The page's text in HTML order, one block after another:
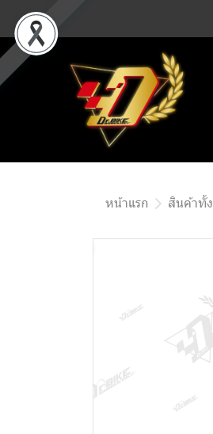
หน้าแรก สินค้าทั้